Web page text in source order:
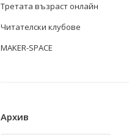
Третата възраст онлайн
Читателски клубове
MAKER-SPACE
Архив